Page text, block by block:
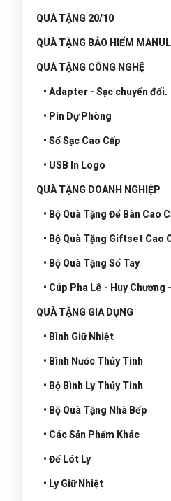
QUÀ TẶNG 20/10
QUÀ TẶNG BẢO HIỂM
QUÀ TẶNG CÔNG NGHỆ
• Adapter - Sạc chuyển đổi.
• Pin Dự Phòng
• Sổ Sạc Cao Cấp
• USB In Logo
QUÀ TẶNG DOANH NGHIỆP
• Bộ Quà Tặng Để Bàn Cao
• Bộ Quà Tặng Giftset Cao
• Bộ Quà Tặng Sổ Tay
• Cúp Pha Lê - Huy Chương
QUÀ TẶNG GIA DỤNG
• Bình Giữ Nhiệt
• Bình Nước Thủy Tinh
• Bộ Bình Ly Thủy Tinh
• Bộ Quà Tặng Nhà Bếp
• Các Sản Phẩm Khác
• Đế Lót Ly
• Ly Giữ Nhiệt